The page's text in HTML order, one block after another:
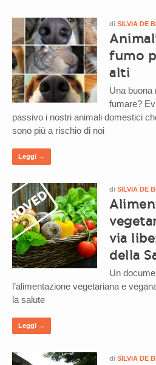
di SILVIA DE
fumo
alti
Una buona
fumare?
passivo i nostri animali domestici
sono più a rischio di noi
Leggi →
di SILVIA DE
via
della
Un
l’alimentazione vegetariana e
la salute
Leggi →
di SILVIA DE